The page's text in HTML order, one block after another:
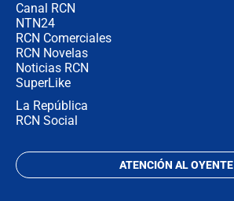
Canal RCN
NTN24
RCN Comerciales
RCN Novelas
Noticias RCN
SuperLike
La República
RCN Social
ATENCIÓN AL OYENTE